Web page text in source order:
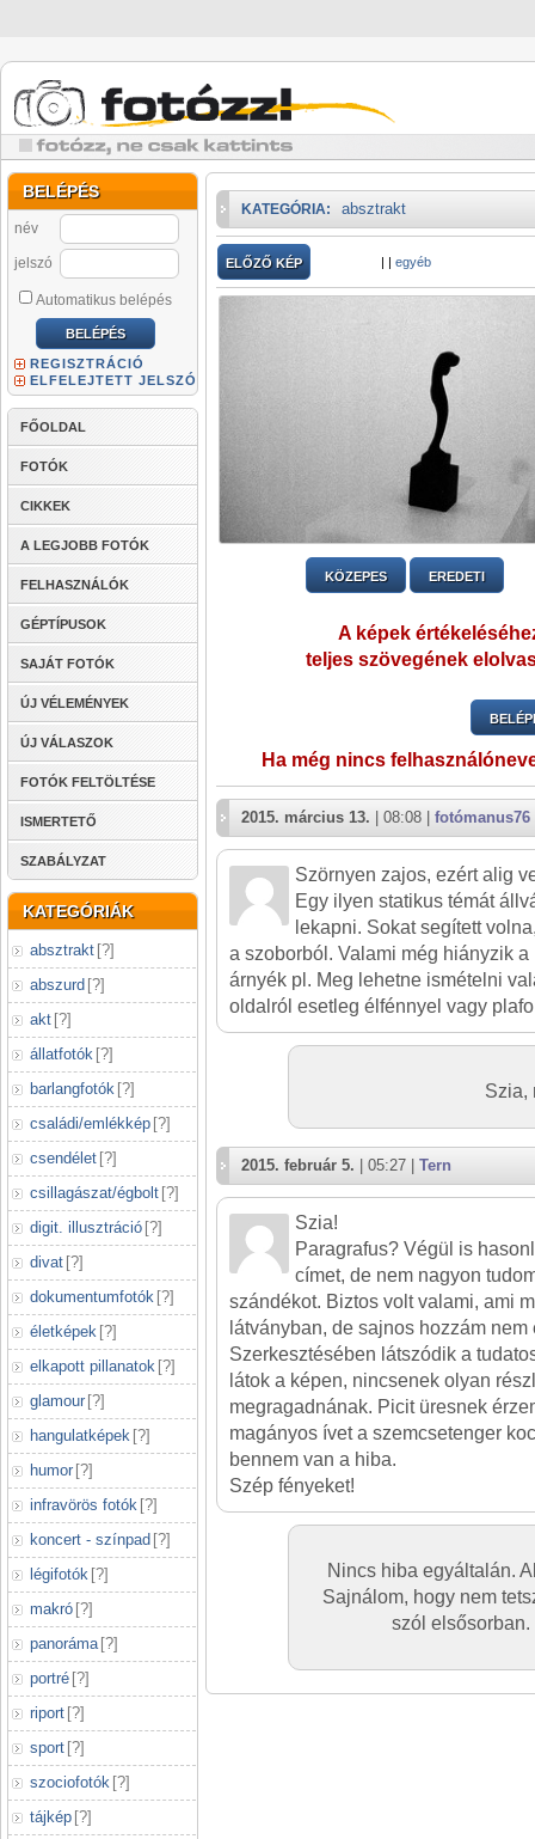
BELÉPÉS
név
jelszó
Automatikus belépés
REGISZTRÁCIÓ
ELFELEJTETT JELSZÓ
FŐOLDAL
FOTÓK
CIKKEK
A LEGJOBB FOTÓK
FELHASZNÁLÓK
GÉPTÍPUSOK
SAJÁT FOTÓK
ÚJ VÉLEMÉNYEK
ÚJ VÁLASZOK
FOTÓK FELTÖLTÉSE
ISMERTETŐ
SZABÁLYZAT
KATEGÓRIÁK
absztrakt [?]
abszurd [?]
akt [?]
állatfotók [?]
barlangfotók [?]
családi/emlékkép [?]
csendélet [?]
csillagászat/égbolt [?]
digit. illusztráció [?]
divat [?]
dokumentumfotók [?]
életképek [?]
elkapott pillanatok [?]
glamour [?]
hangulatképek [?]
humor [?]
infravörös fotók [?]
koncert - színpad [?]
légifotók [?]
makró [?]
panoráma [?]
portré [?]
riport [?]
sport [?]
szociofotók [?]
tájkép [?]
KATEGÓRIA: absztrakt
ELŐZŐ KÉP | | egyéb
KÖZEPES EREDETI
A képek
teljes szövegének
Ha még nincs
2015. március 13. | 08:08 | fotómanus76
Szörnyen zajos, ezért alig
Egy ilyen statikus témát
lekapni. Sokat segített
a szoborból. Valami még hiányzik
árnyék pl. Meg lehetne ismételni
oldalról esetleg élfénnyel vagy
Szia,
2015. február 5. | 05:27 | Tern
Szia!
Paragrafus? Végül is
címet, de nem nagyon
szándékot. Biztos volt valami, ami
látványban, de sajnos hozzám nem
Szerkesztésében látszódik a
látok a képen, nincsenek olyan
megragadnának. Picit üresnek
magányos ívet a szemcsetenger
bennem van a hiba.
Szép fényeket!
Nincs hiba egyáltalán.
Sajnálom, hogy nem
szól elsősorban.